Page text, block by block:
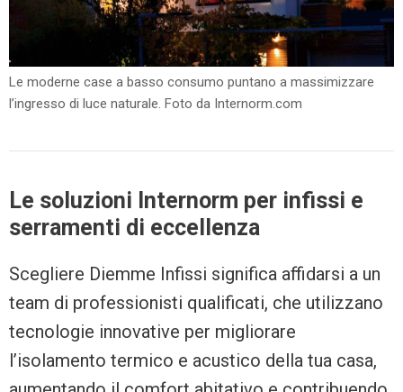
Le moderne case a basso consumo puntano a massimizzare
l’ingresso di luce naturale. Foto da Internorm.com
Le soluzioni Internorm per infissi e
serramenti di eccellenza
Scegliere Diemme Infissi significa affidarsi a un
team di professionisti qualificati, che utilizzano
tecnologie innovative per migliorare
l’isolamento termico e acustico della tua casa,